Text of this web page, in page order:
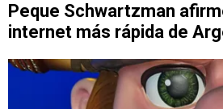
Peque Schwartzman
internet más rápida de